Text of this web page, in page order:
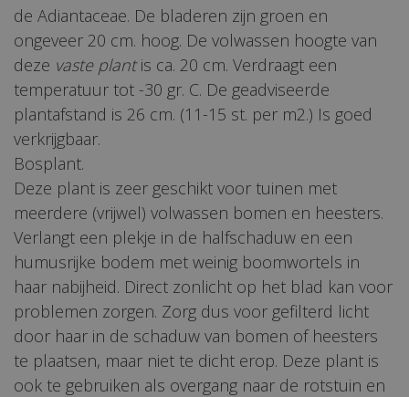
de Adiantaceae. De bladeren zijn groen en
ongeveer 20 cm. hoog. De volwassen hoogte van
deze vaste plantis ca. 20 cm. Verdraagt een
temperatuur tot -30 gr. C. De geadviseerde
plantafstand is 26 cm. (11-15 st. per m2.) Is goed
verkrijgbaar.
Bosplant.
Deze plant is zeer geschikt voor tuinen met
meerdere (vrijwel) volwassen bomen en heesters.
Verlangt een plekje in de halfschaduw en een
humusrijke bodem met weinig boomwortels in
haar nabijheid. Direct zonlicht op het blad kan voor
problemen zorgen. Zorg dus voor gefilterd licht
door haar in de schaduw van bomen of heesters
te plaatsen, maar niet te dicht erop. Deze plant is
ook te gebruiken als overgang naar de rotstuin en